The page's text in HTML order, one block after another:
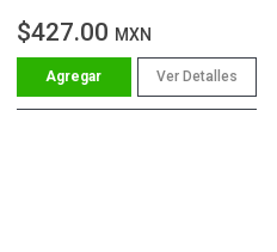
$427.00 MXN
Ver Detalles